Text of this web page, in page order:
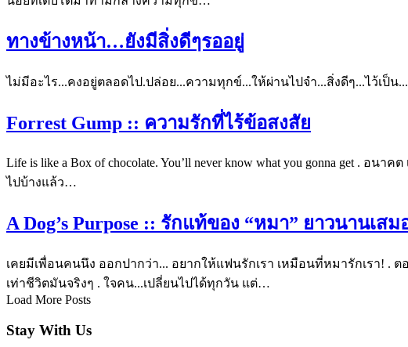
ทางข้างหน้า…ยังมีสิ่งดีๆรออยู่
ไม่มีอะไร...คงอยู่ตลอดไป.ปล่อย...ความทุกข์...ให้ผ่านไปจำ...สิ่งดีๆ...ไว้เป็น
Forrest Gump :: ความรักที่ไร้ข้อสงสัย
Life is like a Box of chocolate. You’ll never know what you gonna
ไปบ้างแล้ว…
A Dog’s Purpose :: รักแท้ของ “หมา” ยาวนานเสม
เคยมีเพื่อนคนนึง ออกปากว่า... อยากให้แฟนรักเรา เหมือนที่หมารักเรา! .
เท่าชีวิตมันจริงๆ . ใจคน...เปลี่ยนไปได้ทุกวัน แต่…
Load More Posts
Stay With Us